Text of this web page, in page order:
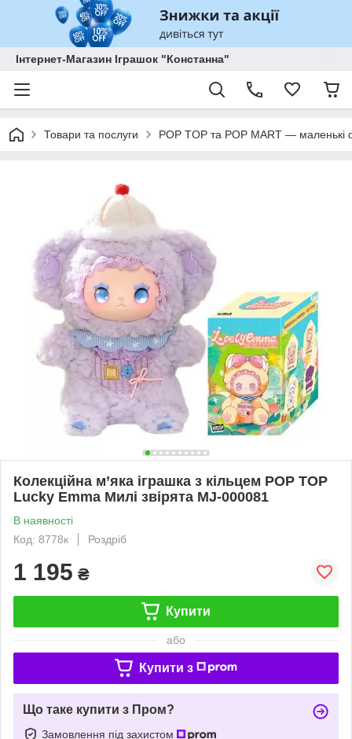
Інтернет-Магазин Іграшок "Констанна"
Товари та послуги POP TOP та POP MART — маленькі
Колекційна м’яка іграшка з кільцем POP TOP
Lucky Emma Милі звірята MJ-000081
В наявності
Код: 8778к
Роздріб
1 195 ₴
Купити
або
Купити з
Що таке купити з Пром?
Замовлення під захистом